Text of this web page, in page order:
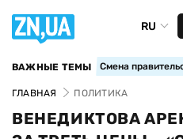
RU
ВАЖНЫЕ ТЕМЫ Смена
ГЛАВНАЯ ПОЛИТИКА
ВЕНЕДИКТОВА